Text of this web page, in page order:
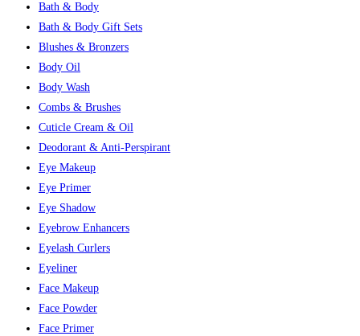
Bath & Body
Bath & Body Gift Sets
Blushes & Bronzers
Body Oil
Body Wash
Combs & Brushes
Cuticle Cream & Oil
Deodorant & Anti-Perspirant
Eye Makeup
Eye Primer
Eye Shadow
Eyebrow Enhancers
Eyelash Curlers
Eyeliner
Face Makeup
Face Powder
Face Primer